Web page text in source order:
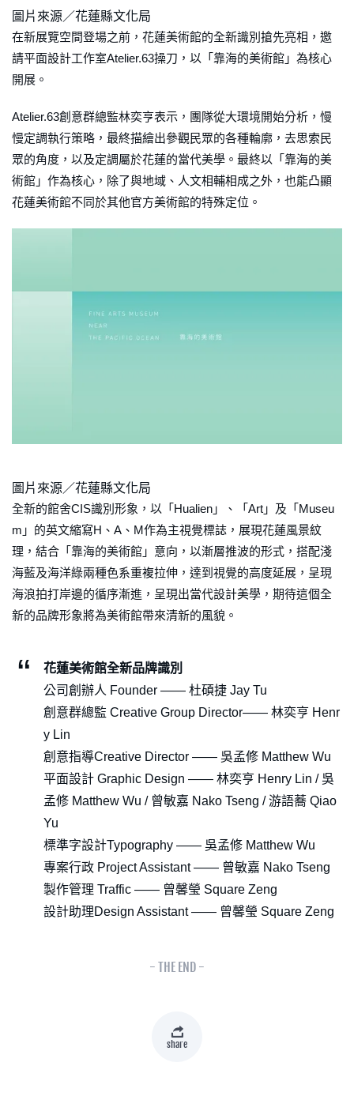
圖片來源／花蓮縣文化局
在新展覽空間登場之前，花蓮美術館的全新識別搶先亮相，邀
請平面設計工作室Atelier.63操刀，以「靠海的美術館」為核心
開展。
Atelier.63創意群總監林奕亨表示，團隊從大環境開始分析，慢
慢定調執行策略，最終描繪出參觀民眾的各種輪廓，去思索民
眾的角度，以及定調屬於花蓮的當代美學。最終以「靠海的美
術館」作為核心，除了與地域、人文相輔相成之外，也能凸顯
花蓮美術館不同於其他官方美術館的特殊定位。
圖片來源／花蓮縣文化局
全新的館舍CIS識別形象，以「Hualien」、「Art」及「Museu
m」的英文縮寫H、A、M作為主視覺標誌，展現花蓮風景紋
理，結合「靠海的美術館」意向，以漸層推波的形式，搭配淺
海藍及海洋綠兩種色系重複拉伸，達到視覺的高度延展，呈現
海浪拍打岸邊的循序漸進，呈現出當代設計美學，期待這個全
新的品牌形象將為美術館帶來清新的風貌。
花蓮美術館全新品牌識別
公司創辦人 Founder —— 杜碩捷 Jay Tu
創意群總監 Creative Group Director—— 林奕亨 Henr
y Lin
創意指導Creative Director —— 吳孟修 Matthew Wu
平面設計 Graphic Design —— 林奕亨 Henry Lin / 吳
孟修 Matthew Wu / 曾敏嘉 Nako Tseng / 游語蕎 Qiao
Yu
標準字設計Typography —— 吳孟修 Matthew Wu
專案行政 Project Assistant —— 曾敏嘉 Nako Tseng
製作管理 Traffic —— 曾馨瑩 Square Zeng
設計助理Design Assistant —— 曾馨瑩 Square Zeng
- THE END -
share